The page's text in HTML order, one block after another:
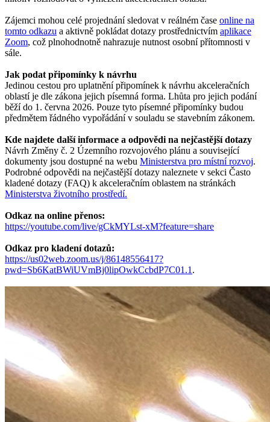
Zájemci mohou celé projednání sledovat v reálném čase online na
tomto odkazu a aktivně pokládat dotazy prostřednictvím aplikace
Zoom, což plnohodnotně nahrazuje nutnost osobní přítomnosti v
sále.
Jak podat připomínky k návrhu
Jedinou cestou pro uplatnění připomínek k návrhu akceleračních
oblastí je dle zákona jejich písemná forma. Lhůta pro jejich podání
běží do 1. června 2026. Pouze tyto písemné připomínky budou
předmětem řádného vypořádání v souladu se stavebním zákonem.
Kde najdete další informace a odpovědi na nejčastější dotazy
Návrh Změny č. 2 Územního rozvojového plánu a související
dokumenty jsou dostupné na webu Ministerstva pro místní rozvoj.
Podrobné odpovědi na nejčastější dotazy naleznete v sekci Často
kladené dotazy (FAQ) k akceleračním oblastem na stránkách
Ministerstva životního prostředí.
Odkaz na online přenos:
https://youtube.com/live/gCkMYLst-xM?feature=share
Odkaz pro kladení dotazů:
https://us02web.zoom.us/j/86148556417?
pwd=Sb6KatBWiUVmBj0lipOwkCcbdP7C01.1 .